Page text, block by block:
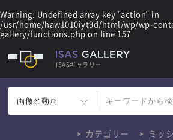
Warning: Undefined array key "action" in
/usr/home/haw1010iyt9d/html/wp/wp-
gallery/functions.php on line 157
ISASギャラリー
画像と動画
カテゴリー ミッ